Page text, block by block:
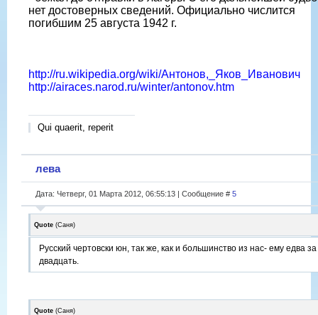
нет достоверных сведений. Официально числится
погибшим 25 августа 1942 г.
http://ru.wikipedia.org/wiki/Антонов,_Яков_Иванович
http://airaces.narod.ru/winter/antonov.htm
Qui quaerit, reperit
лева
Дата: Четверг, 01 Марта 2012, 06:55:13 | Сообщение # 5
Quote (Саня)
Русский чертовски юн, так же, как и большинство из нас- ему едва за
двадцать.
Quote (Саня)